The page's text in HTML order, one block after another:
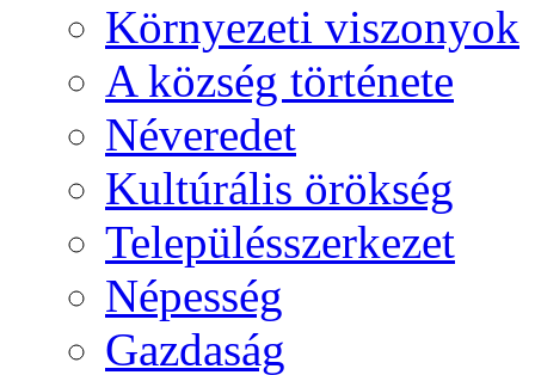
Környezeti viszonyok
A község története
Néveredet
Kultúrális örökség
Településszerkezet
Népesség
Gazdaság